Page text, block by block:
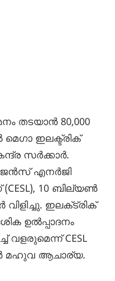
തടയാൻ 80,000
ഇലക്ട്രിക്
സർക്കാർ.
എനർജി
10 ബില്യൺ
ഇലക്‌ട്രിക്
ഉൽപ്പാദനം
വളരുമെന്ന് CESL
മഹുവ ആചാര്യ.